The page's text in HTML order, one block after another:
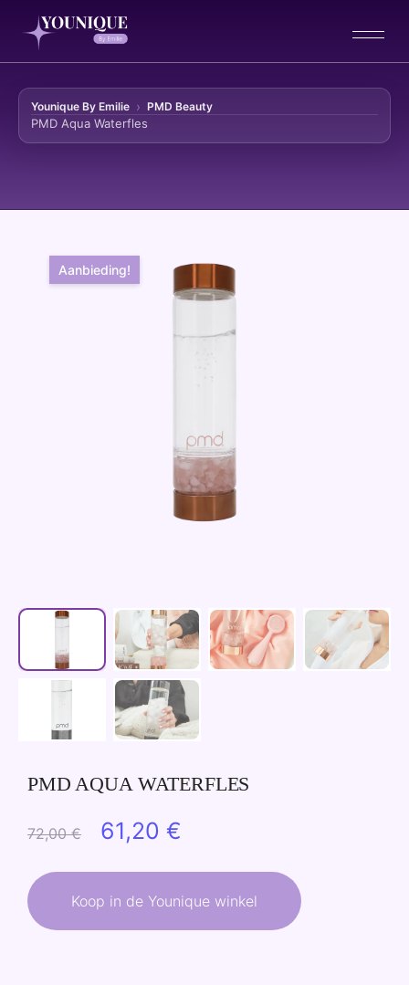
Younique By Emilie PMD Beauty
PMD Aqua Waterfles
Ga naar de inhoud
Aanbieding!
PMD AQUA WATERFLES
72,00€
Oorspronkelijke
was:
61,20 €
is:
Koop in de Younique winkel